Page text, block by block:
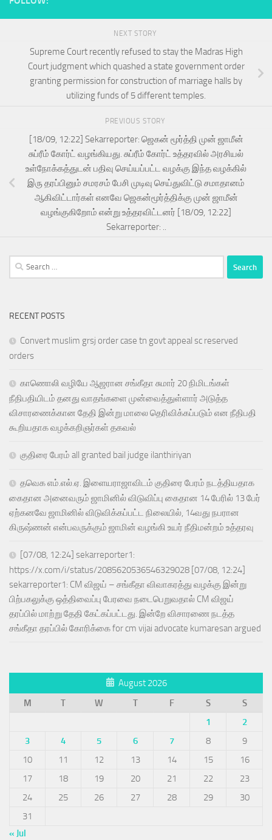
NEXT STORY
Supreme Court recently refused to stay the Madras High
Court judgment which quashed a state government order
granting permission for construction of marriage halls by
utilizing funds of 5 different temples.
PREVIOUS STORY
[18/09, 12:22] Sekarreporter: ஜெகன் மூர்த்தி முன் ஜாமீன்
சுப்ரீம் கோர்ட் வழங்கியது. சுப்ரீம் கோர்ட் உத்தரவில் அரசியல்
உள்நோக்கத்துடன் பதிவு செய்யப்பட்ட வழக்கு இந்த வழக்கில்
இரு தரப்பினும் சமரசம் பேசி முடிவு செய்துவிட்டு சமாதானம்
ஆகிவிட்டார்கள் எனவே ஜெகன்மூர்த்திக்கு முன் ஜாமீன்
வழங்குகிறோம் என்று உத்தரவிட்டனர் [18/09, 12:22]
Sekarreporter: ..
Search
for:
RECENT POSTS
Convert muslim grsj order case tn govt appeal sc reserved
orders
காணொலி வழியே ஆஜரான சங்கீதா சுமார் 20 நிமிடங்கள்
நீதிபதியிடம் தனது வாதங்களை முன்வைத்துள்ளார் அடுத்த
விசாரணைக்கான தேதி இன்று மாலை தெரிவிக்கப்படும் என நீதிபதி
கூறியதாக வழக்கறிஞர்கள் தகவல்
குதிரை பேரம் all granted bail judge ilanthiriyan
தவெக எம்.எல்.ஏ. இளையராஜாவிடம் குதிரை பேரம் நடத்தியதாக
கைதான அனைவரும் ஜாமினில் விடுவிப்பு கைதான 14 பேரில் 13 பேர்
ஏற்கனவே ஜாமினில் விடுவிக்கப்பட்ட நிலையில், 14வது நபரான
கிருஷ்ணன் என்பவருக்கும் ஜாமின் வழங்கி உயர் நீதிமன்றம் உத்தரவு
[07/08, 12:24] sekarreporter1:
https://x.com/i/status/2085620536546329028 [07/08, 12:24]
sekarreporter1: CM விஜய் – சங்கீதா விவாகரத்து வழக்கு இன்று
பிற்பகலுக்கு ஒத்திவைப்பு பேரவை நடைபெறுவதால் CM விஜய்
தரப்பில் மாற்று தேதி கேட்கப்பட்டது. இன்றே விசாரணை நடத்த
சங்கீதா தரப்பில் கோரிக்கை for cm vijai advocate kumaresan argued
August 2026
M
T W T F S
S
1
2
3
4 5 6 7 8
9
10
11 12 13 14 15
16
17
18 19 20 21 22
23
24
25 26 27 28 29
30
31
« Jul